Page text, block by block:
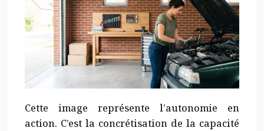
Cette image représente l’autonomie en
action. C’est la concrétisation de la capacité